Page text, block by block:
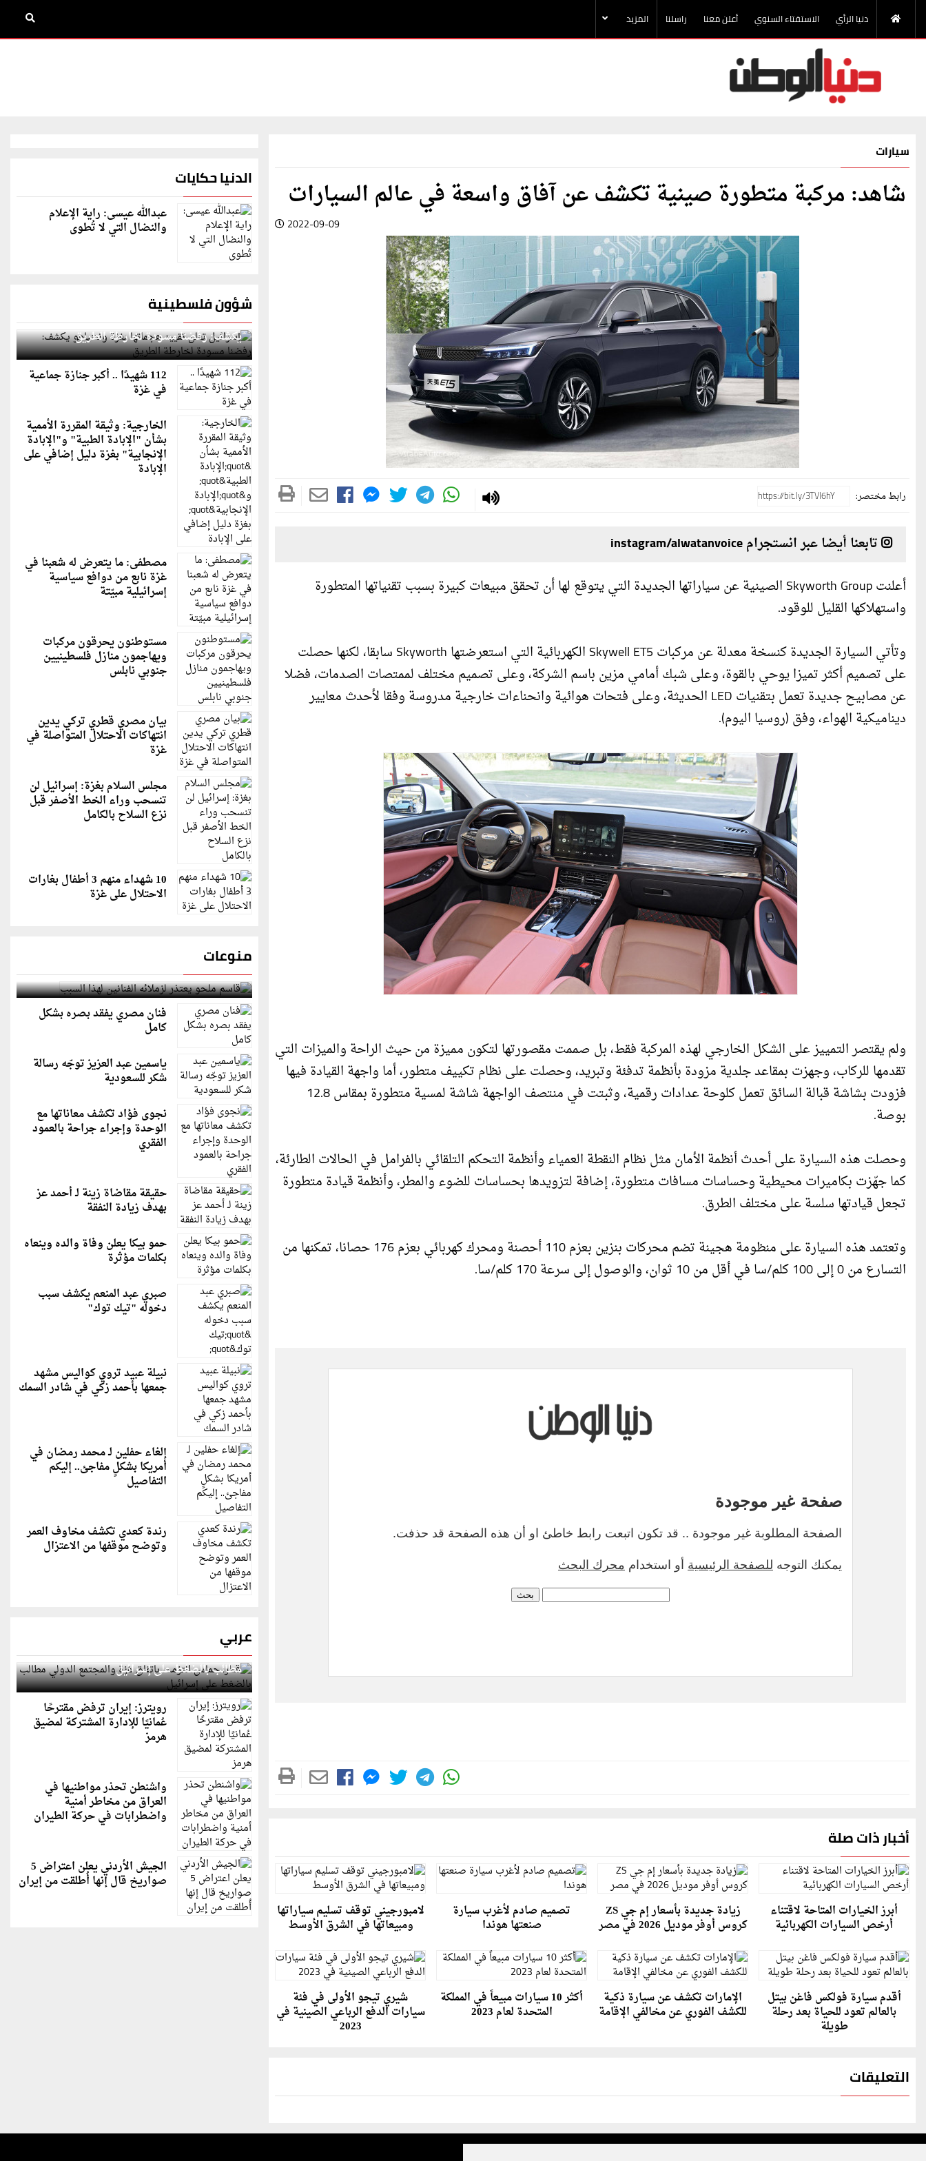
دنيا الرأي الاستفتاء السنوي أعلن معنا راسلنا المزيد
سيارات
شاهد: مركبة متطورة صينية تكشف عن آفاق واسعة في عالم السيارات
2022-09-09
رابط مختصر:
تابعنا أيضا عبر انستجرام instagram/alwatanvoice
أعلنت Skyworth Group الصينية عن سياراتها الجديدة التي يتوقع لها أن تحقق مبيعات كبيرة بسبب تقنياتها المتطورة
واستهلاكها القليل للوقود.
وتأتي السيارة الجديدة كنسخة معدلة عن مركبات Skywell ET5 الكهربائية التي استعرضتها Skyworth سابقا، لكنها حصلت
على تصميم أكثر تميزا يوحي بالقوة، وعلى شبك أمامي مزين باسم الشركة، وعلى تصميم مختلف لممتصات الصدمات، فضلا
عن مصابيح جديدة تعمل بتقنيات LED الحديثة، وعلى فتحات هوائية وانحناءات خارجية مدروسة وفقا لأحدث معايير
ديناميكية الهواء، وفق (روسيا اليوم).
ولم يقتصر التمييز على الشكل الخارجي لهذه المركبة فقط، بل صممت مقصورتها لتكون مميزة من حيث الراحة والميزات التي
تقدمها للركاب، وجهزت بمقاعد جلدية مزودة بأنظمة تدفئة وتبريد، وحصلت على نظام تكييف متطور، أما واجهة القيادة فيها
فزودت بشاشة قبالة السائق تعمل كلوحة عدادات رقمية، وثبتت في منتصف الواجهة شاشة لمسية متطورة بمقاس 12.8
بوصة.
وحصلت هذه السيارة على أحدث أنظمة الأمان مثل نظام النقطة العمياء وأنظمة التحكم التلقائي بالفرامل في الحالات الطارئة،
كما جهّزت بكاميرات محيطية وحساسات مسافات متطورة، إضافة لتزويدها بحساسات للضوء والمطر، وأنظمة قيادة متطورة
تجعل قيادتها سلسة على مختلف الطرق.
وتعتمد هذه السيارة على منظومة هجينة تضم محركات بنزين بعزم 110 أحصنة ومحرك كهربائي بعزم 176 حصانا، تمكنها من
التسارع من 0 إلى 100 كلم/سا في أقل من 10 ثوان، والوصول إلى سرعة 170 كلم/سا.
أخبار ذات صلة
أبرز الخيارات المتاحة لاقتناء
أرخص السيارات الكهربائية
زيادة جديدة بأسعار إم جي ZS
كروس أوفر موديل 2026 في مصر
تصميم صادم لأغرب سيارة
صنعتها هوندا
لامبورجيني توقف تسليم سياراتها
ومبيعاتها في الشرق الأوسط
أقدم سيارة فولكس فاغن بيتل
بالعالم تعود للحياة بعد رحلة
طويلة
الإمارات تكشف عن سيارة ذكية
للكشف الفوري عن مخالفي الإقامة
أكثر 10 سيارات مبيعاً في المملكة
المتحدة لعام 2023
شيري تيجو الأولى في فئة
سيارات الدفع الرباعي الصينية في
2023
التعليقات
الدنيا حكايات
عبدالله عيسى: راية الإعلام
والنضال التي لا تُطوى
شؤون فلسطينية
إسرائيل تعلن تقييد هجماتها بغزة ونتنياهو
يكشف: رفضنا مسودة لخارطة الطريق
112 شهيدًا .. أكبر جنازة جماعية
في غزة
الخارجية: وثيقة المقررة الأممية
بشأن "الإبادة الطبية" و"الإبادة
الإنجابية" بغزة دليل إضافي على
الإبادة
مصطفى: ما يتعرض له شعبنا في
غزة نابع من دوافع سياسية
إسرائيلية مبيّتة
مستوطنون يحرقون مركبات
ويهاجمون منازل فلسطينيين
جنوبي نابلس
بيان مصري قطري تركي يدين
انتهاكات الاحتلال المتواصلة في
غزة
مجلس السلام بغزة: إسرائيل لن
تنسحب وراء الخط الأصفر قبل
نزع السلاح بالكامل
10 شهداء منهم 3 أطفال بغارات
الاحتلال على غزة
منوعات
قاسم ملحو يعتذر لزملائه الفنانين لهذا السبب
فنان مصري يفقد بصره بشكل
كامل
ياسمين عبد العزيز توجّه رسالة
شكر للسعودية
نجوى فؤاد تكشف معاناتها مع
الوحدة وإجراء جراحة بالعمود
الفقري
حقيقة مقاضاة زينة لـ أحمد عز
بهدف زيادة النفقة
حمو بيكا يعلن وفاة والده وينعاه
بكلمات مؤثرة
صبري عبد المنعم يكشف سبب
دخوله "تيك توك"
نبيلة عبيد تروي كواليس مشهد
جمعها بأحمد زكي في شادر السمك
إلغاء حفلين لـ محمد رمضان في
أمريكا بشكلٍ مفاجئ.. إليكم
التفاصيل
رندة كعدي تكشف مخاوف العمر
وتوضح موقفها من الاعتزال
عربي
قطر: حماس التزمت باتفاق غزة والمجتمع الدولي
مطالب بالضغط على إسرائيل
رويترز: إيران ترفض مقترحًا
عُمانيًا للإدارة المشتركة لمضيق
هرمز
واشنطن تحذر مواطنيها في
العراق من مخاطر أمنية
واضطرابات في حركة الطيران
الجيش الأردني يعلن اعتراض 5
صواريخ قال إنها أُطلقت من إيران